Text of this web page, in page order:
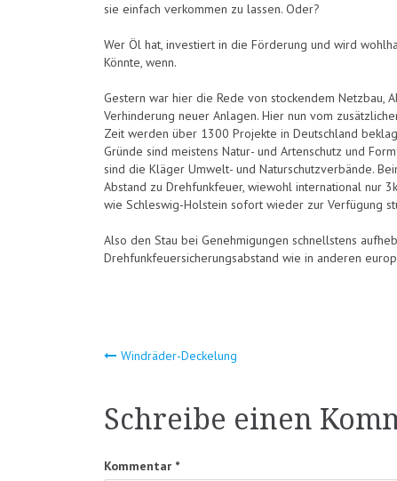
sie einfach verkommen zu lassen. Oder?
Wer Öl hat, investiert in die Förderung und wird
Könnte, wenn.
Gestern war hier die Rede von stockendem Netzbau,
Verhinderung neuer Anlagen. Hier nun vom
Zeit werden über 1300 Projekte in Deutschland
Gründe sind meistens Natur- und Artenschutz und
sind die Kläger Umwelt- und Naturschutzverbände.
Abstand zu Drehfunkfeuer, wiewohl international nur
wie Schleswig-Holstein sofort wieder zur Verfügung
Also den Stau bei Genehmigungen schnellstens
Drehfunkfeuersicherungsabstand wie in anderen
Windräder-Deckelung
Schreibe einen
Kommentar *